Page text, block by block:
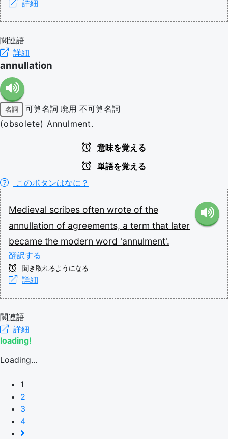
詳細
関連語
詳細
annullation
名詞 可算名詞 廃用 不可算名詞
(obsolete) Annulment.
意味を覚える
単語を覚える
このボタンはなに？
Medieval scribes often wrote of the
annullation of agreements, a term that later
became the modern word 'annulment'.
翻訳する
聞き取れるようになる
詳細
関連語
詳細
loading!
Loading...
1
2
3
4